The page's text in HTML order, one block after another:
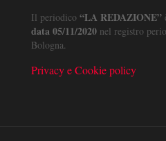
Il periodico “LA REDAZIONE”
data 05/11/2020 nel registro
Bologna.
Privacy e Cookie policy